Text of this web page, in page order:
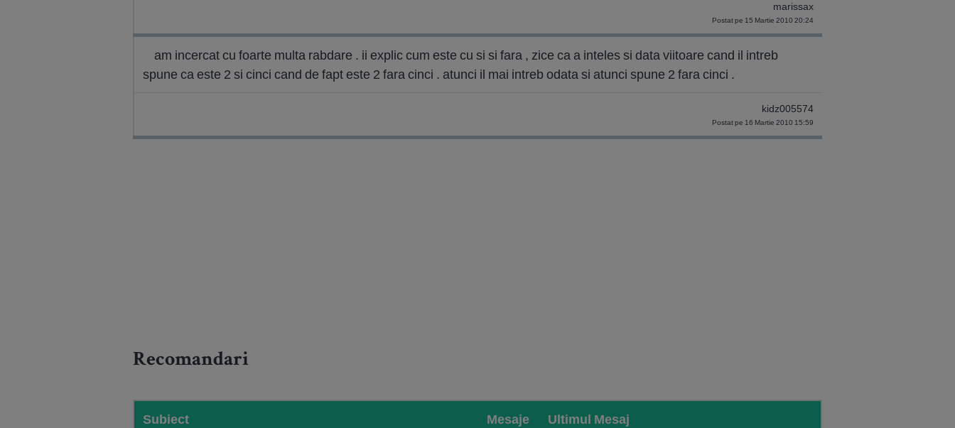
marissax
Postat pe 15 Martie 2010 20:24
am incercat cu foarte multa rabdare . ii explic cum este cu si si fara , zice ca a inteles si data viitoare cand il intreb
spune ca este 2 si cinci cand de fapt este 2 fara cinci . atunci il mai intreb odata si atunci spune 2 fara cinci .
kidz005574
Postat pe 16 Martie 2010 15:59
Recomandari
Subiect Mesaje Ultimul Mesaj